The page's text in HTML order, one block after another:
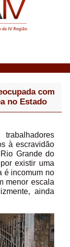
com
no Estado
à escravidão
Grande do
existir uma
é incomum no
menor escala
ainda